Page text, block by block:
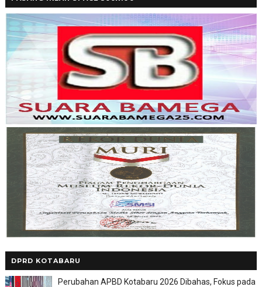
DPRD KOTABARU
Perubahan APBD Kotabaru 2026 Dibahas, Fokus pada